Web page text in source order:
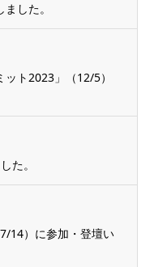
した。
ット2023」（12/5）
た。
14）に参加・登壇い